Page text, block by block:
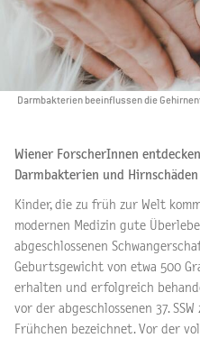
Darmbakterien beeinflussen die
Wiener ForscherInnen
Darmbakterien und
Kinder, die zu früh zur Welt
modernen Medizin gute
abgeschlossenen
Geburtsgewicht von etwa 500
erhalten und erfolgreich
vor der abgeschlossenen 37.
Frühchen bezeichnet. Vor der